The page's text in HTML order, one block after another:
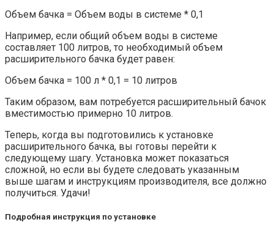
Объем бачка = Объем воды в системе * 0,1
Например, если общий объем воды в системе
составляет 100 литров, то необходимый объем
расширительного бачка будет равен:
Объем бачка = 100 л * 0,1 = 10 литров
Таким образом, вам потребуется расширительный бачок
вместимостью примерно 10 литров.
Теперь, когда вы подготовились к установке
расширительного бачка, вы готовы перейти к
следующему шагу. Установка может показаться
сложной, но если вы будете следовать указанным
выше шагам и инструкциям производителя, все должно
получиться. Удачи!
Подробная инструкция по установке